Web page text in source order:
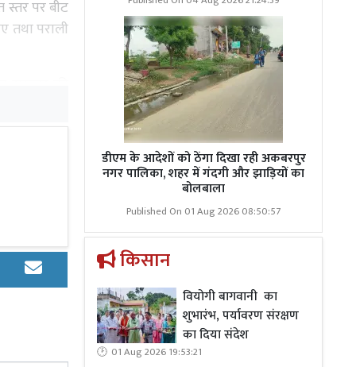
स्तर पर बीट
तथा पराली
की
02 से
की वसूली
अधिनियम
होने पर
अक्षरशः
डीएम के आदेशों को ठेंगा दिखा रही अकबरपुर
नगर पालिका, शहर में गंदगी और झाड़ियों का
बोलबाला
Published On 01 Aug 2026 08:50:57
किसान
वियोगी बागवानी का
शुभारंभ, पर्यावरण संरक्षण
का दिया संदेश
01 Aug 2026 19:53:21